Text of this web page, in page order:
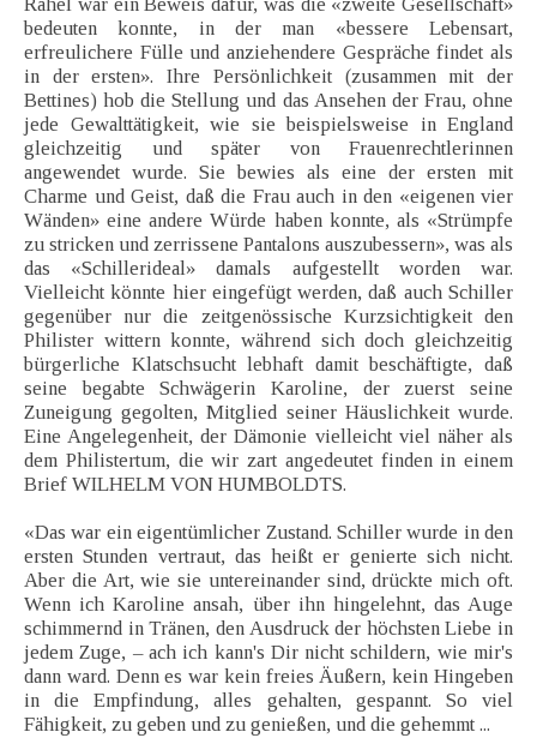
Rahel war ein Beweis dafür, was die «zweite Gesellschaft»
bedeuten konnte, in der man «bessere Lebensart,
erfreulichere Fülle und anziehendere Gespräche findet als
in der ersten». Ihre Persönlichkeit (zusammen mit der
Bettines) hob die Stellung und das Ansehen der Frau, ohne
jede Gewalttätigkeit, wie sie beispielsweise in England
gleichzeitig und später von Frauenrechtlerinnen
angewendet wurde. Sie bewies als eine der ersten mit
Charme und Geist, daß die Frau auch in den «eigenen vier
Wänden» eine andere Würde haben konnte, als «Strümpfe
zu stricken und zerrissene Pantalons auszubessern», was als
das «Schillerideal» damals aufgestellt worden war.
Vielleicht könnte hier eingefügt werden, daß auch Schiller
gegenüber nur die zeitgenössische Kurzsichtigkeit den
Philister wittern konnte, während sich doch gleichzeitig
bürgerliche Klatschsucht lebhaft damit beschäftigte, daß
seine begabte Schwägerin Karoline, der zuerst seine
Zuneigung gegolten, Mitglied seiner Häuslichkeit wurde.
Eine Angelegenheit, der Dämonie vielleicht viel näher als
dem Philistertum, die wir zart angedeutet finden in einem
Brief WILHELM VON HUMBOLDTS.
«Das war ein eigentümlicher Zustand. Schiller wurde in den
ersten Stunden vertraut, das heißt er genierte sich nicht.
Aber die Art, wie sie untereinander sind, drückte mich oft.
Wenn ich Karoline ansah, über ihn hingelehnt, das Auge
schimmernd in Tränen, den Ausdruck der höchsten Liebe in
jedem Zuge, – ach ich kann's Dir nicht schildern, wie mir's
dann ward. Denn es war kein freies Äußern, kein Hingeben
in die Empfindung, alles gehalten, gespannt. So viel
Fähigkeit, zu geben und zu genießen, und die gehemmt ...